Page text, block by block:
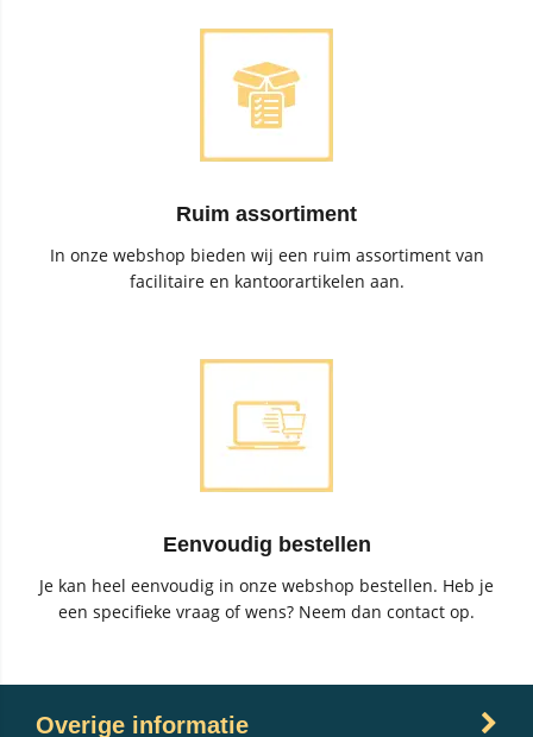
Ruim assortiment
In onze webshop bieden wij een ruim assortiment van
facilitaire en kantoorartikelen aan.
Eenvoudig bestellen
Je kan heel eenvoudig in onze webshop bestellen. Heb je
een specifieke vraag of wens? Neem dan contact op.
Overige informatie